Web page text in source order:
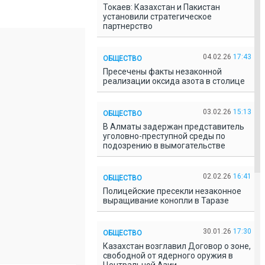
Токаев: Казахстан и Пакистан
установили стратегическое
партнерство
ОБЩЕСТВО 04.02.26 17:43
Пресечены факты незаконной
реализации оксида азота в столице
ОБЩЕСТВО 03.02.26 15:13
В Алматы задержан представитель
уголовно-преступной среды по
подозрению в вымогательстве
ОБЩЕСТВО 02.02.26 16:41
Полицейские пресекли незаконное
выращивание конопли в Таразе
ОБЩЕСТВО 30.01.26 17:30
Казахстан возглавил Договор о зоне,
свободной от ядерного оружия в